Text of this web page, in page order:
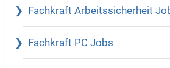
Fachkraft Arbeitssicherheit
Fachkraft PC Jobs